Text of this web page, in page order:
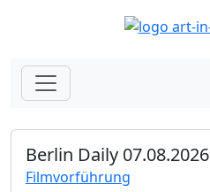
Berlin Daily 07.08.2026
Filmvorführung